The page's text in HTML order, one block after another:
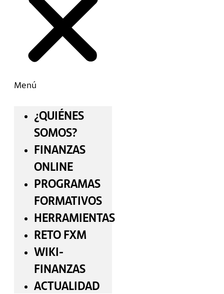
Menú
¿QUIÉNES
SOMOS?
FINANZAS
ONLINE
PROGRAMAS
FORMATIVOS
HERRAMIENTAS
RETO FXM
WIKI-
FINANZAS
ACTUALIDAD